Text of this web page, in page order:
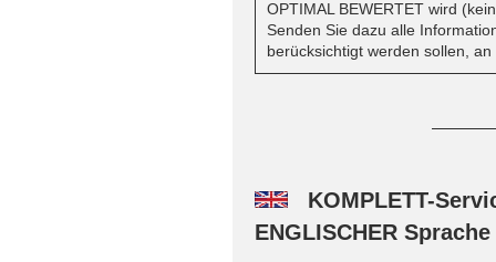
OPTIMAL BEWERTET wird
Senden Sie dazu alle
berücksichtigt werden sollen, an
KOMPLETT-
ENGLISCHER